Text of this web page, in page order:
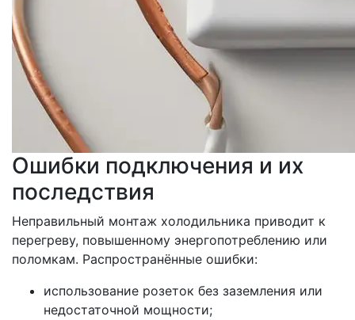
Ошибки подключения и их
последствия
Неправильный монтаж холодильника приводит к
перегреву, повышенному энергопотреблению или
поломкам. Распространённые ошибки:
использование розеток без заземления или
недостаточной мощности;